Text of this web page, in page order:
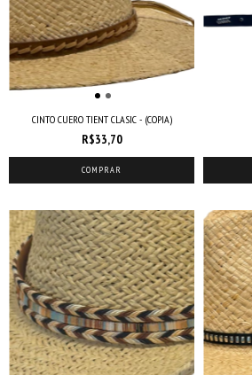
CINTO CUERO TIENT CLASIC - (COPIA)
R$33,70
COMPRAR